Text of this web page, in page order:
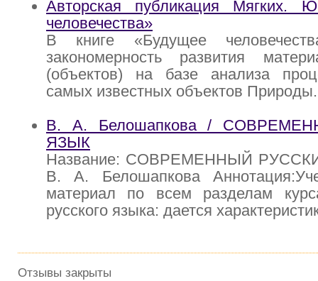
Авторская публикация Мягких.
человечества»
В книге «Будущее
закономерность развития
(объектов) на базе анализа
самых известных объектов Природы.
В. А. Белошапкова /
ЯЗЬIК
Название: СОВРЕМЕННЬIЙ
В. А. Белошапкова
материал по всем разделам
русского языка: дается
Отзывы закрыты